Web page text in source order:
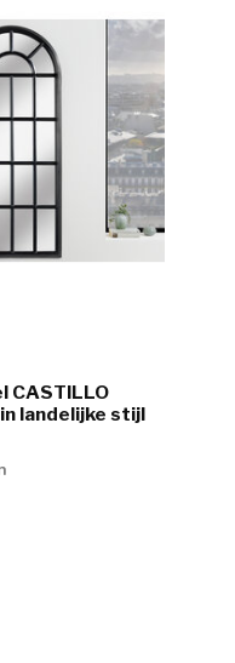
CASTILLO
landelijke stijl